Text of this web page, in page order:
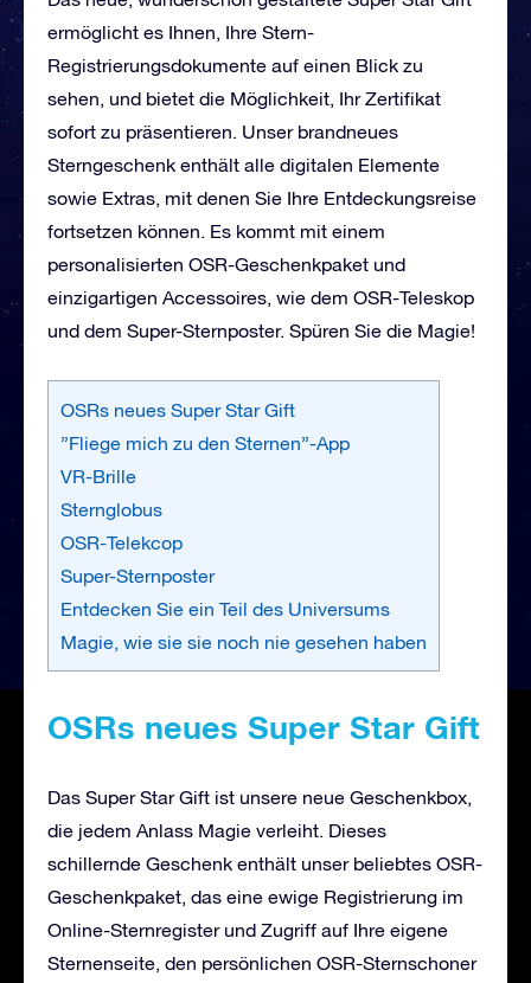
ermöglicht es Ihnen, Ihre Stern-
Registrierungsdokumente auf einen Blick zu
sehen, und bietet die Möglichkeit, Ihr Zertifikat
sofort zu präsentieren. Unser brandneues
Sterngeschenk enthält alle digitalen Elemente
sowie Extras, mit denen Sie Ihre Entdeckungsreise
fortsetzen können. Es kommt mit einem
personalisierten OSR-Geschenkpaket und
einzigartigen Accessoires, wie dem OSR-Teleskop
und dem Super-Sternposter. Spüren Sie die Magie!
OSRs neues Super Star Gift
”Fliege mich zu den Sternen”-App
VR-Brille
Sternglobus
OSR-Telekcop
Super-Sternposter
Entdecken Sie ein Teil des Universums
Magie, wie sie sie noch nie gesehen haben
OSRs neues Super Star Gift
Das Super Star Gift ist unsere neue Geschenkbox,
die jedem Anlass Magie verleiht. Dieses
schillernde Geschenk enthält unser beliebtes OSR-
Geschenkpaket, das eine ewige Registrierung im
Online-Sternregister und Zugriff auf Ihre eigene
Sternenseite, den persönlichen OSR-Sternschoner